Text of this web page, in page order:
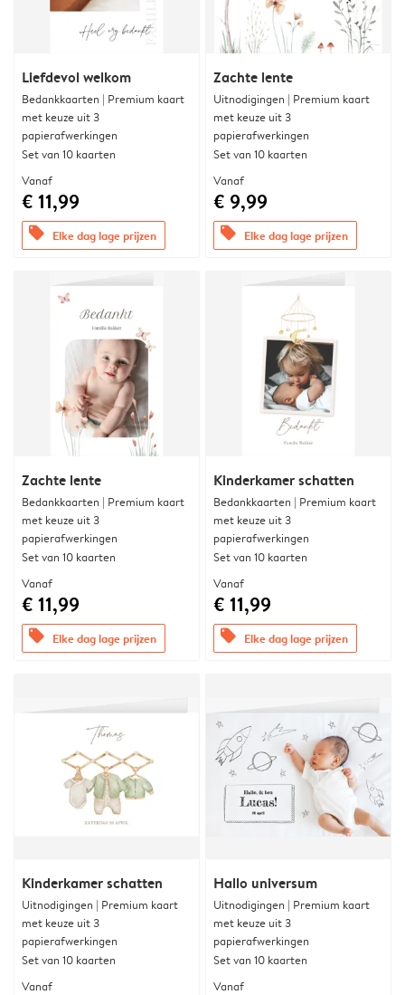
Liefdevol welkom
Bedankkaarten | Premium kaart
met keuze uit 3
papierafwerkingen
Set van 10 kaarten
Vanaf
€ 11,99
offers Elke dag lage prijzen
Zachte lente
Uitnodigingen | Premium kaart
met keuze uit 3
papierafwerkingen
Set van 10 kaarten
Vanaf
€ 9,99
offers Elke dag lage prijzen
Zachte lente
Bedankkaarten | Premium kaart
met keuze uit 3
papierafwerkingen
Set van 10 kaarten
Vanaf
€ 11,99
offers Elke dag lage prijzen
Kinderkamer schatten
Bedankkaarten | Premium kaart
met keuze uit 3
papierafwerkingen
Set van 10 kaarten
Vanaf
€ 11,99
offers Elke dag lage prijzen
Kinderkamer schatten
Uitnodigingen | Premium kaart
met keuze uit 3
papierafwerkingen
Set van 10 kaarten
Vanaf
Hallo universum
Uitnodigingen | Premium kaart
met keuze uit 3
papierafwerkingen
Set van 10 kaarten
Vanaf